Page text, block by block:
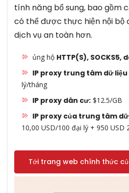
tính năng bổ sung, bao gồm
có thể được thực hiện nội bộ
dịch vụ an toàn hơn.
ủng hộ HTTP(S), SOCKS5,
IP proxy trung tâm dữ
lý/tháng
IP proxy dân cư:$12.5/GB
IP proxy của trung tâm
10,00 USD/100 đại lý + 950 USD
Tới trang web chính thức